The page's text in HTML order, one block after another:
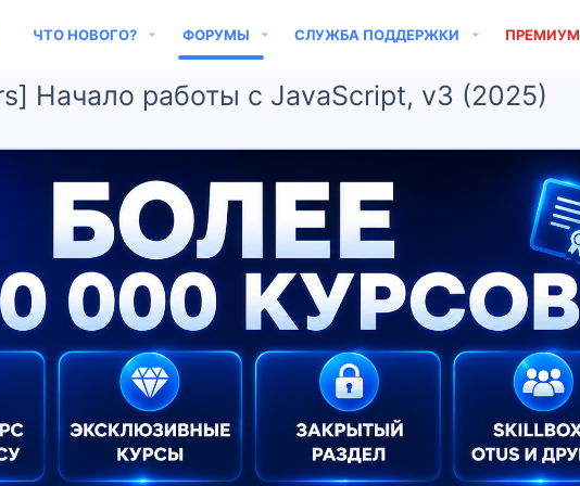
ЧТО НОВОГО? ФОРУМЫ СЛУЖБА ПОДДЕРЖКИ ПРЕМИУМ
Начало работы с JavaScript, v3 (2025)